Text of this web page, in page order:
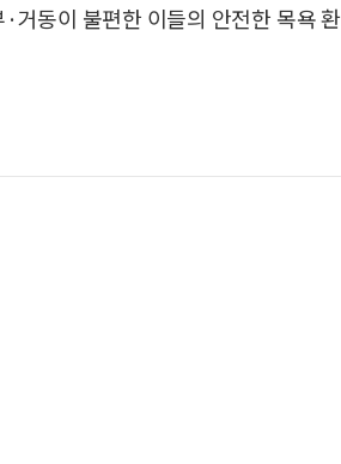
거동이 불편한 이들의 안전한 목욕 환